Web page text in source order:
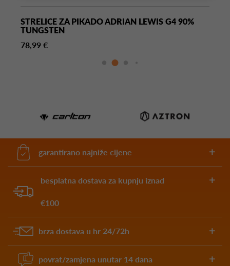
STRELICE ZA PIKADO ADRIAN LEWIS G4 90%
TUNGSTEN
78,99 €
garantirano najniže cijene
besplatna dostava za kupnju iznad
€100
brza dostava u hr 24/72h
povrat/zamjena unutar 14 dana